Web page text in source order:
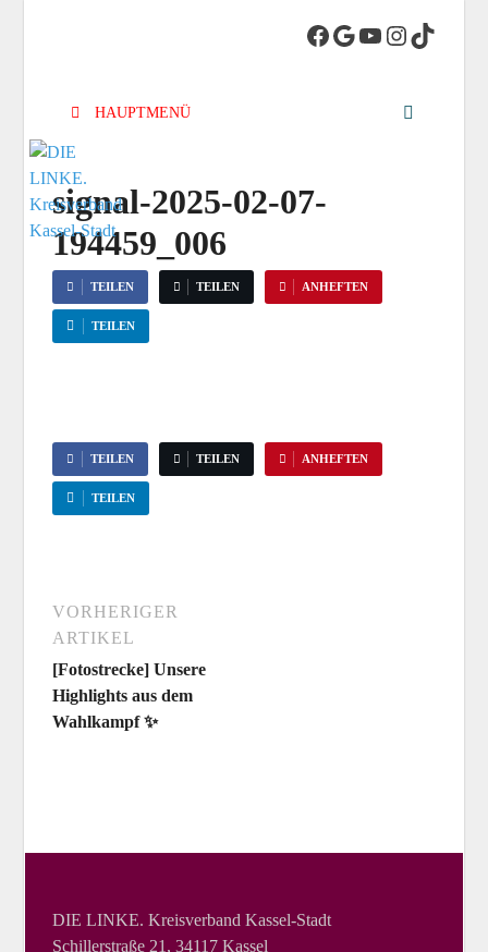
Kreisverband
Kassel-Stadt
HAUPTMENÜ
signal-2025-02-07-
194459_006
TEILEN TEILEN ANHEFTEN
TEILEN
TEILEN TEILEN ANHEFTEN
TEILEN
VORHERIGER
ARTIKEL
[Fotostrecke] Unsere
Highlights aus dem
Wahlkampf ✨
DIE LINKE. Kreisverband Kassel-Stadt
Schillerstraße 21, 34117 Kassel